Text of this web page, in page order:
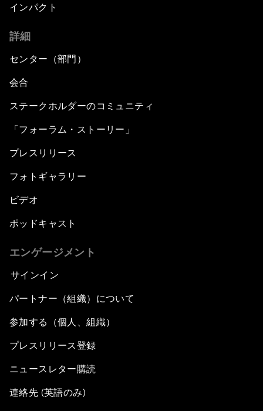
インパクト
詳細
センター（部門）
会合
ステークホルダーのコミュニティ
「フォーラム・ストーリー」
プレスリリース
フォトギャラリー
ビデオ
ポッドキャスト
エンゲージメント
サインイン
パートナー（組織）について
参加する（個人、組織）
プレスリリース登録
ニュースレター購読
連絡先 (英語のみ)